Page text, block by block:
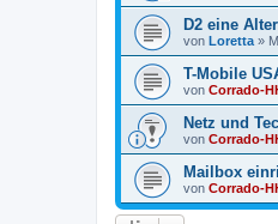
D2 eine
von Loretta »
T-Mobile
von Corrado-
Netz und
von Corrado-
Mailbox
von Corrado-